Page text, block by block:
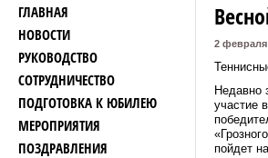
ГЛАВНАЯ
НОВОСТИ
РУКОВОДСТВО
СОТРУДНИЧЕСТВО
ПОДГОТОВКА К ЮБИЛЕЮ
МЕРОПРИЯТИЯ
ПОЗДРАВЛЕНИЯ
2 февраля
Недавно
участие
пойдет